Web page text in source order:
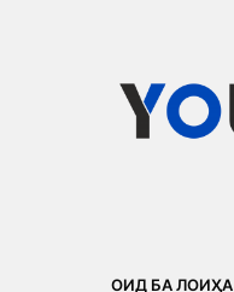
ОИД БА ЛОИҲА